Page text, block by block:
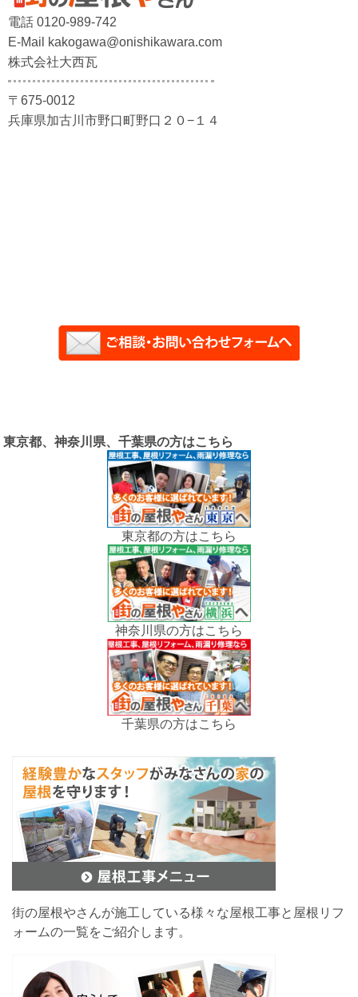
電話 0120-989-742
E-Mail kakogawa@onishikawara.com
株式会社大西瓦
〒675-0012
兵庫県加古川市野口町野口２０−１４
東京都、神奈川県、千葉県の方はこちら
東京都の方はこちら
神奈川県の方はこちら
千葉県の方はこちら
街の屋根やさんが施工している様々な屋根工事と屋根リフ
ォームの一覧をご紹介します。